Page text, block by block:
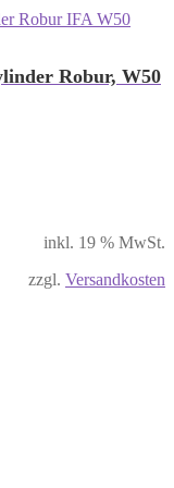
Robur, W50
inkl. 19 % MwSt.
zzgl. Versandkosten